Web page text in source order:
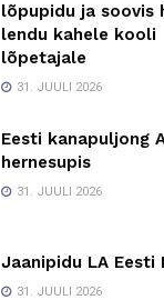
lõpupidu ja soovis
lendu kahele kooli
lõpetajale
31. JUULI 2026
Eesti kanapuljong
hernesupis
31. JUULI 2026
Jaanipidu LA Eesti
31. JUULI 2026